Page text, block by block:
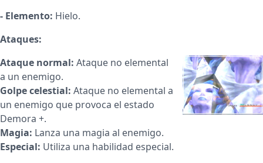
- Elemento: Hielo.
Ataques:
Ataque normal: Ataque no elemental
a un enemigo.
Golpe celestial: Ataque no elemental a
un enemigo que provoca el estado
Demora +.
Magia: Lanza una magia al enemigo.
Especial: Utiliza una habilidad especial.